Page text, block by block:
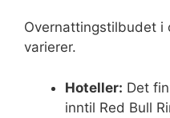
Overnattingstilbudet i
varierer.
Hoteller: Det
inntil Red Bull